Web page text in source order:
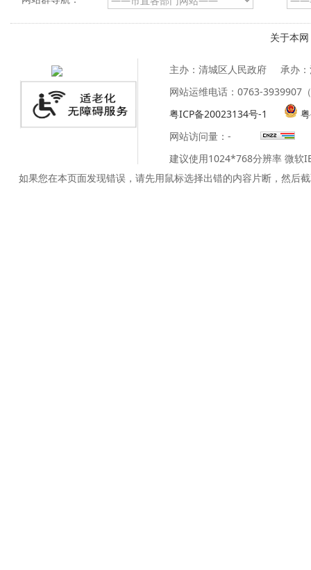
关于本网
主办：清城区人民政府
承办
网站运维电话：0763-3939907
粤ICP备20023134号-1
网站访问量： -
建议使用1024*768分辨率 微软
如果您在本页面发现错误，请先用鼠标选择出错的内容片断，然后